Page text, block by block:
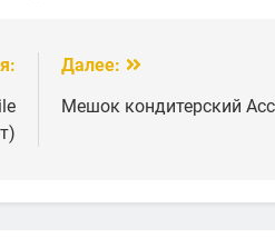
Далее:
Мешок кондитерский